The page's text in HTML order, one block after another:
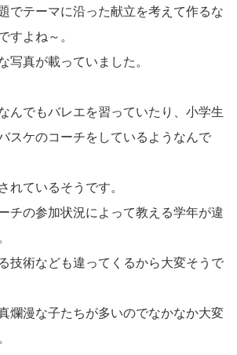
でテーマに沿った献立を考えて作るな
すよね～。
写真が載っていました。
んでもバレエを習っていたり、小学生
スケのコーチをしているようなんで
れているそうです。
チの参加状況によって教える学年が違
技術なども違ってくるから大変そうで
爛漫な子たちが多いのでなかなか大変